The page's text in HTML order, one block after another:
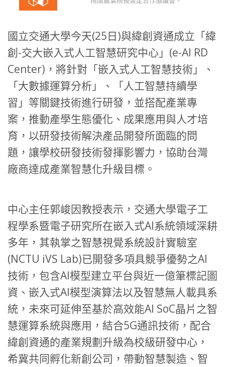
國立交通大學今天(25日)與緯創資通成立「緯
創-交大嵌入式人工智慧研究中心」(e-AI RD
Center)，將針對「嵌入式人工智慧技術」、
「大數據運算分析」、「人工智慧持續學
習」等關鍵技術進行研發，並搭配產業專
案，推動產學生態優化、成果應用與人才培
育，以研發技術解決產品開發所面臨的問
題，讓學校研發技術發揮影響力，協助台灣
廠商達成產業智慧化升級目標。
中心主任郭峻因教授表示，交通大學電子工
程學系暨電子研究所在嵌入式AI系統領域深耕
多年，其執掌之智慧視覺系統設計實驗室
(NCTU iVS Lab)已開發多項具競爭優勢之AI
技術，包含AI模型建立平台與近一億筆標記圖
資、嵌入式AI模型演算法以及智慧無人載具系
統，未來可延伸至基於高效能AI SoC晶片之智
慧運算系統與應用，結合5G通訊技術，配合
緯創資通的產業規劃升級為校級研發中心，
希冀共同孵化新創公司，帶動智慧製造、智